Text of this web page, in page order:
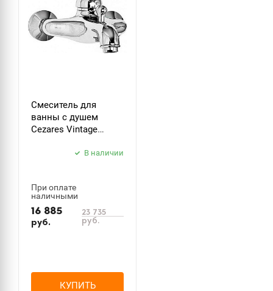
Смеситель для
ванны с душем
Cezares Vintage
В наличии
При оплате
наличными
16 885
руб.
23 735
руб.
КУПИТЬ